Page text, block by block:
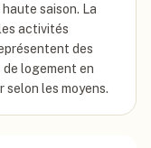
saison. La
activités
des
logement en
les moyens.